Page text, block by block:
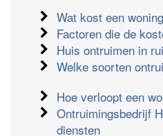
Wat kost een
Factoren die de
Huis ontruimen in
Welke soorten
Hoe verloopt een
Ontruimingsbedrijf
diensten